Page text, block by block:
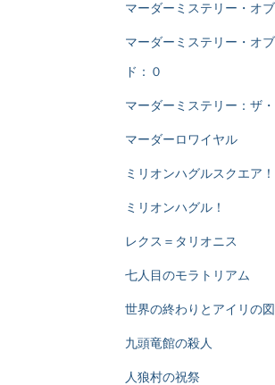
マーダーミステリー・オ
マーダーミステリー・オ
ド：０
マーダーミステリー：ザ
マーダーロワイヤル
ミリオンハグルスクエア！
ミリオンハグル！
レクス＝タリオニス
七人目のモラトリアム
世界の終わりとアイリの
九頭竜館の殺人
人狼村の祝祭